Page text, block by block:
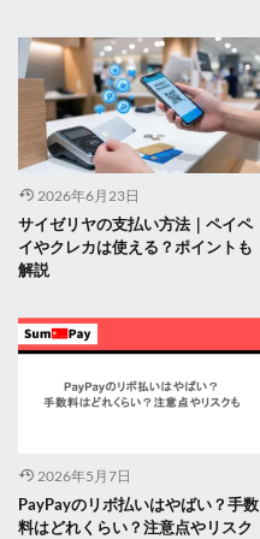
2026年6月23日
サイゼリヤの支払い方法｜ペイペ
イやクレカは使える？ポイントも
解説
2026年5月7日
PayPayのリボ払いはやばい？手数
料はどれくらい？注意点やリスク